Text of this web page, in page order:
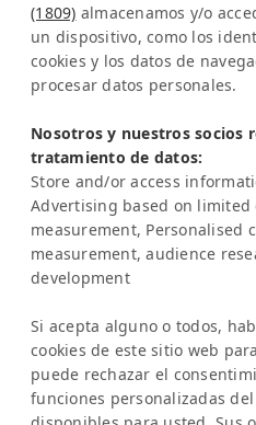
10108 San José
Costa Rica
Representación en Europa:
Tel:+49-221-7597715
SERVICIO
Preguntas frecuentes (FAQ)
Academia Latinconnect
Asistencia
Aviso legal
Política de privacidad
IA y Transparencia
NEWSLETTER
(1809) almacenamos y/o
un dispositivo, como los
cookies y los datos de
procesar datos personales.
Nosotros y nuestros socios
tratamiento de datos:
Store and/or access
Advertising based on
measurement, Personalised
measurement, audience
development
Si acepta alguno o todos,
cookies de este sitio web
puede rechazar el
funciones personalizadas